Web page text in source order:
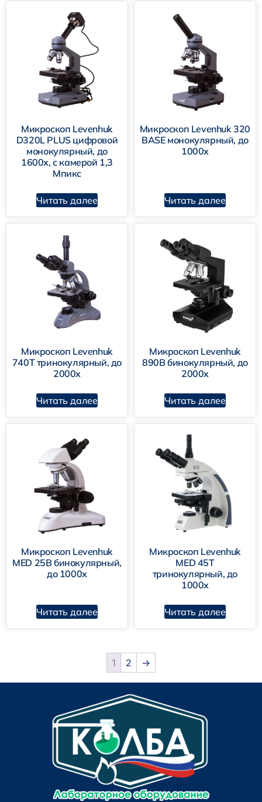
Микроскоп Levenhuk
D320L PLUS цифровой
монокулярный, до
1600х, с камерой 1,3
Мпикс
Читать далее
Микроскоп Levenhuk 320
BASE монокулярный, до
1000х
Читать далее
Микроскоп Levenhuk
740T тринокулярный, до
2000х
Читать далее
Микроскоп Levenhuk
890B бинокулярный, до
2000х
Читать далее
Микроскоп Levenhuk
MED 25B бинокулярный,
до 1000х
Читать далее
Микроскоп Levenhuk
MED 45T
тринокулярный, до
1000х
Читать далее
1 2 →